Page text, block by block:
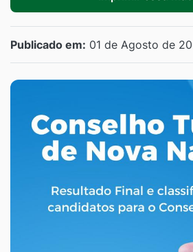
Publicado em: 01 de Agosto de